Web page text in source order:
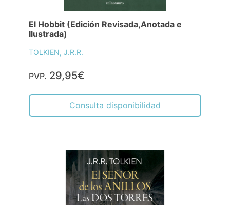
El Hobbit (Edición Revisada,Anotada e
Ilustrada)
TOLKIEN, J.R.R.
PVP. 29,95€
Consulta disponibilidad